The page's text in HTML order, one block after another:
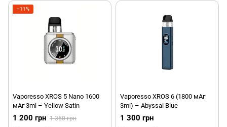
−11%
Vaporesso XROS 5 Nano 1600
мАг 3ml – Yellow Satin
1 200 грн 1 350 грн
Vaporesso XROS 6 (1800 мАг
3ml) – Abyssal Blue
1 300 грн